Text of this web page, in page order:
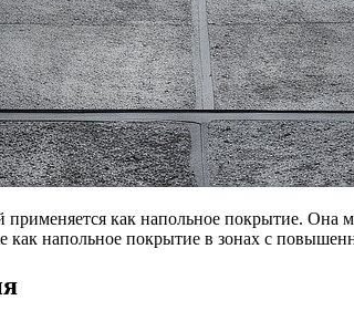
как напольное покрытие.
напольное покрытие в зонах с